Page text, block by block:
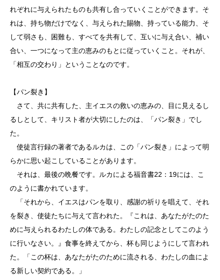
れぞれに与えられたものも共有し合っていくことができます。そ
れは、持ち物だけでなく、与えられた賜物、持っている能力、そ
して弱さも、困難も、すべてを共有して、互いに与え合い、補い
合い、一つになって主の恵みのもとに従っていくこと。それが、
「相互の交わり」ということなのです。
【パン裂き】
さて、共に共有した、主イエスの救いの恵みの、目に見えるし
るしとして、キリスト者が大切にしたのは、「パン裂き」でし
た。
使徒言行録の著者であるルカは、この「パン裂き」によって明
らかに思い起こしていることがあります。
それは、最後の晩餐です。ルカによる福音書22：19には、こ
のように書かれています。
「それから、イエスはパンを取り、感謝の祈りを唱えて、それ
を裂き、使徒たちに与えて言われた。『これは、あなたがたのた
めに与えられるわたしの体である。わたしの記念としてこのよう
に行いなさい。』食事を終えてから、杯も同じようにして言われ
た。「この杯は、あなたがたのために流される、わたしの血によ
る新しい契約である。」